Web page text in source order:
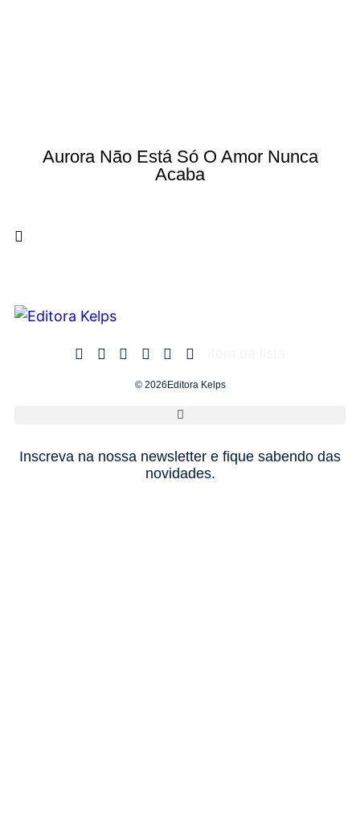
Aurora Não Está Só O Amor Nunca
Acaba
© 2026Editora Kelps
Inscreva na nossa newsletter e fique sabendo das
novidades.